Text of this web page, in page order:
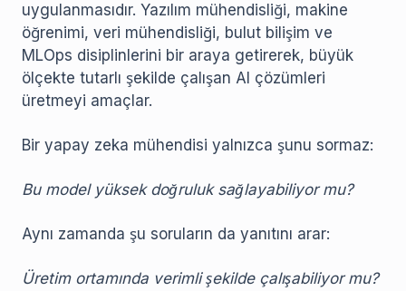
uygulanmasıdır. Yazılım mühendisliği, makine
öğrenimi, veri mühendisliği, bulut bilişim ve
MLOps disiplinlerini bir araya getirerek, büyük
ölçekte tutarlı şekilde çalışan AI çözümleri
üretmeyi amaçlar.
Bir yapay zeka mühendisi yalnızca şunu sormaz:
Bu model yüksek doğruluk sağlayabiliyor mu?
Aynı zamanda şu soruların da yanıtını arar:
Üretim ortamında verimli şekilde çalışabiliyor mu?